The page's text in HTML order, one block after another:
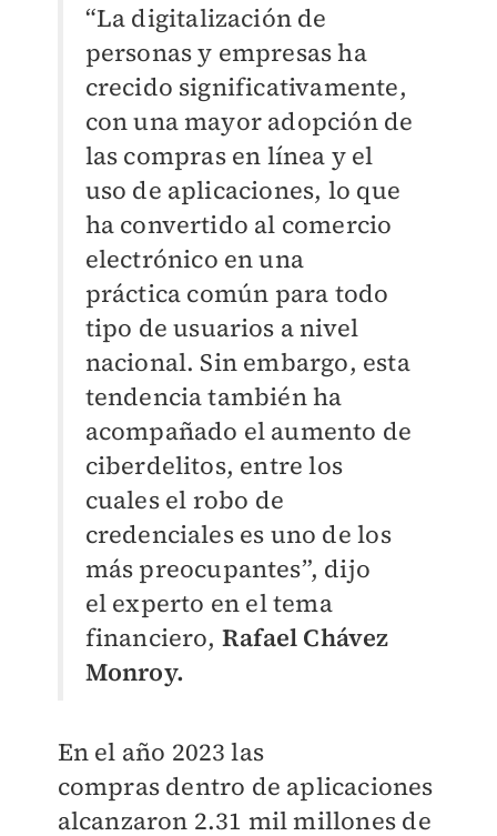
“La digitalización de
personas y empresas ha
crecido significativamente,
con una mayor adopción de
las compras en línea y el
uso de aplicaciones, lo que
ha convertido al comercio
electrónico en una
práctica común para todo
tipo de usuarios a nivel
nacional. Sin embargo, esta
tendencia tambiénha
acompañado el aumento de
ciberdelitos, entre los
cuales el robo de
credenciales es uno delos
más preocupantes”, dijo
el experto en el tema
financiero, Rafael Chávez
Monroy.
En el año 2023 las
compras dentro de aplicaciones
alcanzaron 2.31 mil millones de